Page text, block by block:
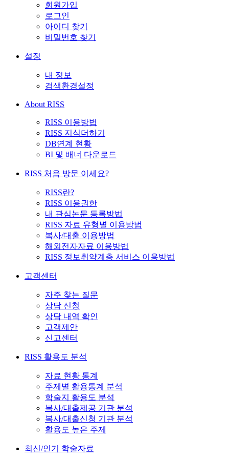
회원가입
로그인
아이디 찾기
비밀번호 찾기
설정
내 정보
검색환경설정
About RISS
RISS 이용방법
RISS 지식더하기
DB연계 현황
BI 및 배너 다운로드
RISS 처음 방문 이세요?
RISS란?
RISS 이용권한
내 관심논문 등록방법
RISS 자료 유형별 이용방법
복사/대출 이용방법
해외전자자료 이용방법
RISS 정보취약계층 서비스 이용방법
고객센터
자주 찾는 질문
상담 신청
상담 내역 확인
고객제안
신고센터
RISS 활용도 분석
자료 현황 통계
주제별 활용통계 분석
학술지 활용도 분석
복사/대출제공 기관 분석
복사/대출신청 기관 분석
활용도 높은 주제
최신/인기 학술자료